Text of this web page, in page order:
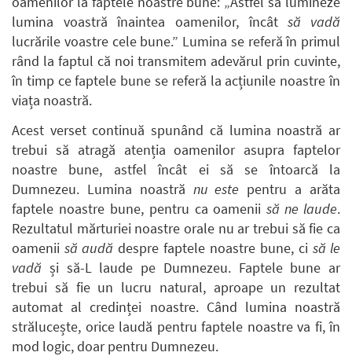
lumina voastră înaintea oamenilor, încâtsă vadă
lucrările voastre cele bune.” Lumina se referă în primul
rând la faptul că noi transmitem adevărul prin cuvinte,
în timp ce faptele bune se referă la acțiunile noastre în
viața noastră.
Acest verset continuă spunând că lumina noastră ar
trebui să atragă atenția oamenilor asupra faptelor
noastre bune, astfel încât ei să se întoarcă la
Dumnezeu. Lumina noastră nu este pentru a arăta
faptele noastre bune, pentru ca oameniisă ne laude.
Rezultatul mărturiei noastre orale nu ar trebui să fie ca
oamenii să audă despre faptele noastre bune, ci să le
vadă și să-L laude pe Dumnezeu. Faptele bune ar
trebui să fie un lucru natural, aproape un rezultat
automat al credinței noastre. Când lumina noastră
strălucește, orice laudă pentru faptele noastre va fi, în
mod logic, doar pentru Dumnezeu.